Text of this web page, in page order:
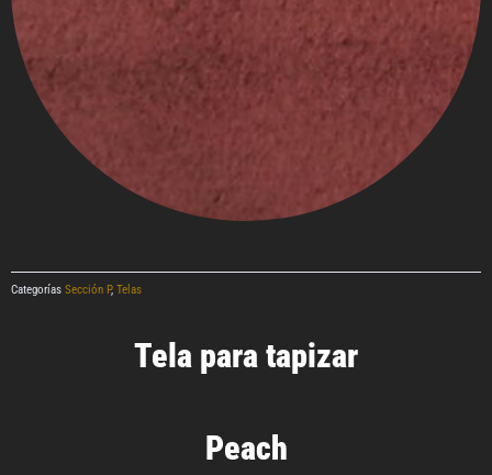
Categorías Sección P, Telas
Tela para tapizar
Peach